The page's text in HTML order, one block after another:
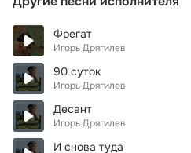
Фрегат
Игорь Дрягилев
90 суток
Игорь Дрягилев
Десант
Игорь Дрягилев
И снова туда